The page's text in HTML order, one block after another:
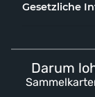
Gesetzliche
Darum